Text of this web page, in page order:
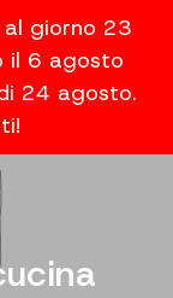
al giorno 23
il 6 agosto
24 agosto.